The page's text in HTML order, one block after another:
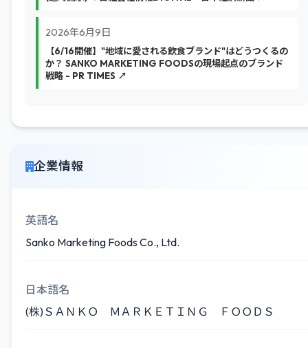
2026年6月9日
【6/16開催】"地域に愛される飲食ブランド"はどうつくるの
か？ SANKO MARKETING FOODSの現場起点のブランド
戦略 - PR TIMES ↗
企業情報
英語名
Sanko Marketing Foods Co., Ltd.
日本語名
(株)ＳＡＮＫＯ ＭＡＲＫＥＴＩＮＧ ＦＯＯＤＳ